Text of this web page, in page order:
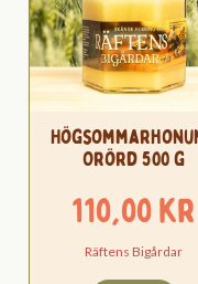
Orörd 500 g
110,00kr
Räftens Bigårdar